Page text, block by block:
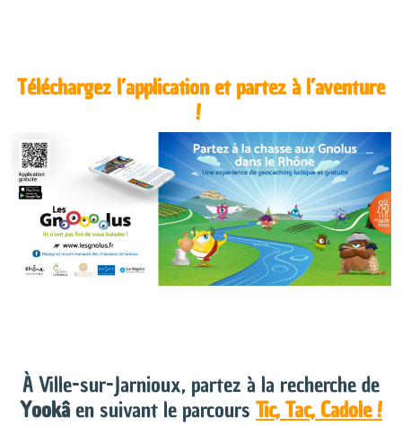
Téléchargez l’application et partez à l’aventure
!
À Ville-sur-Jarnioux, partez à la recherche de
Yookâen suivant le parcours Tic, Tac, Cadole !